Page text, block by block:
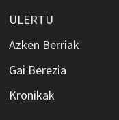
ULERTU
Azken Berriak
Gai Berezia
Kronikak